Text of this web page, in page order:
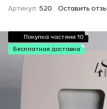
Артикул: 520 Оставить
Покупка частями 10
Бесплатная доставка